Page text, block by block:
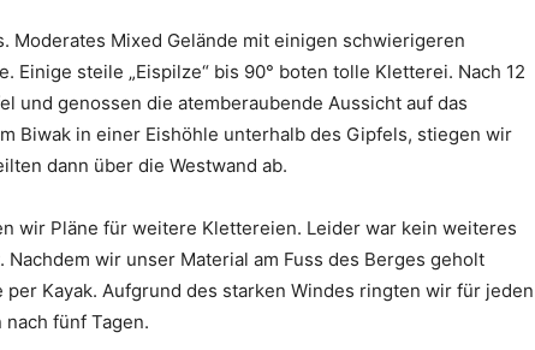
Moderates Mixed Gelände mit einigen schwierigeren
Einige steile „Eispilze“ bis 90° boten tolle Kletterei. Nach 12
und genossen die atemberaubende Aussicht auf das
Biwak in einer Eishöhle unterhalb des Gipfels, stiegen wir
dann über die Westwand ab.
wir Pläne für weitere Klettereien. Leider war kein weiteres
wir unser Material am Fuss des Berges geholt
Kayak. Aufgrund des starken Windes ringten wir für jeden
fünf Tagen.